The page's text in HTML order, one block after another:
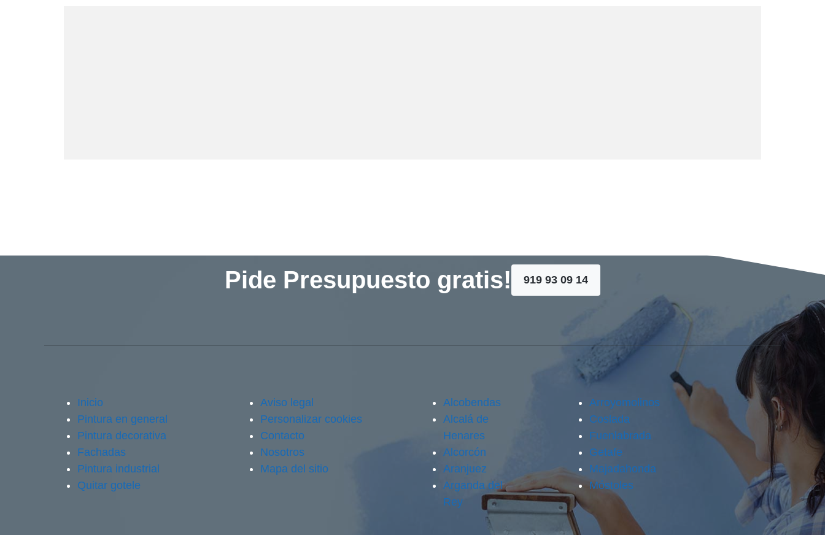
Pide Presupuesto gratis! 919 93 09 14
Inicio
Pintura en general
Pintura decorativa
Fachadas
Pintura industrial
Quitar gotele
Aviso legal
Personalizar cookies
Contacto
Nosotros
Mapa del sitio
Alcobendas
Alcalá de
Henares
Alcorcón
Aranjuez
Arganda del
Rey
Arroyomolinos
Coslada
Fuenlabrada
Getafe
Majadahonda
Móstoles